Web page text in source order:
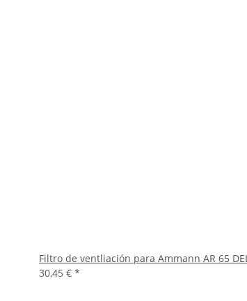
Filtro de ventliación para Ammann AR 65
30,45 € *